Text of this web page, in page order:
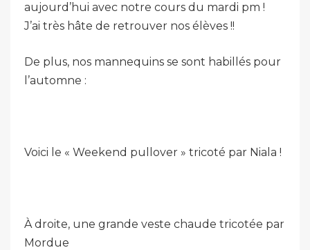
aujourd’hui avec notre cours du mardi pm !
J’ai très hâte de retrouver nos élèves !!
De plus, nos mannequins se sont habillés pour
l’automne :
Voici le « Weekend pullover » tricoté par Niala !
À droite, une grande veste chaude tricotée par
Mordue